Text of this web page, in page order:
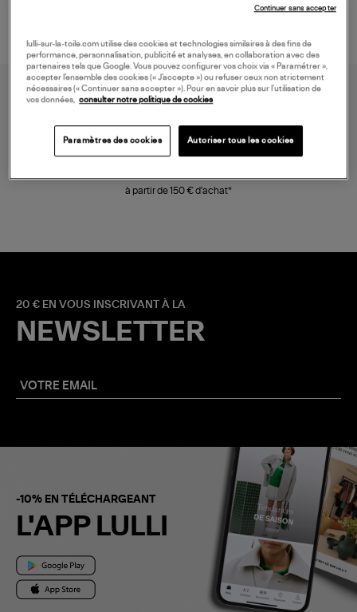
à partir de 150 € d'achat*
20 € EN VOUS INSCRIVANT À LA
NEWSLETTER
-10% EN TÉLÉCHARGEANT
L'APP LULLI
lulli-sur-la-toile.com utilise des cookies et technologies similaires à des fins de
performance, personnalisation, publicité et analyses, en collaboration avec des
partenaires tels que Google. Vous pouvez configurer vos choix via « Paramétrer »,
accepter l’ensemble des cookies (« J’accepte ») ou refuser ceux non strictement
nécessaires (« Continuer sans accepter »). Pour en savoir plus sur l’utilisation de
vos données, consulter notre politique de cookies
Paramètres des cookies Autoriser tous les cookies
Continuer sans accepter